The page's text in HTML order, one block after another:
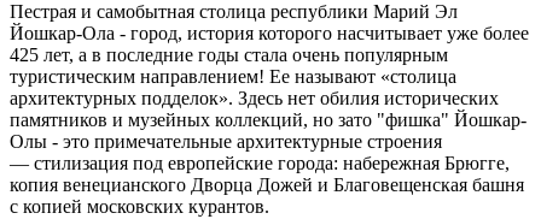
Пестрая и самобытная столица республики Марий Эл
Йошкар-Ола - город, история которого насчитывает уже более
425 лет, а в последние годы стала очень популярным
туристическим направлением! Ее называют «столица
архитектурных подделок». Здесь нет обилия исторических
памятников и музейных коллекций, но зато "фишка" Йошкар-
Олы - это примечательные архитектурные строения
— стилизация под европейские города: набережная Брюгге,
копия венецианского Дворца Дожей и Благовещенская башня
с копией московских курантов.